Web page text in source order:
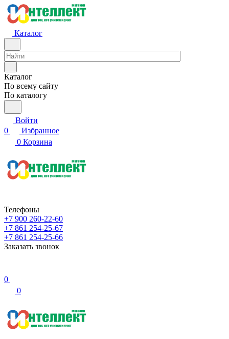
Каталог
Каталог
По всему сайту
По каталогу
Войти
0
Избранное
0 Корзина
Телефоны
+7 900 260-22-60
+7 861 254-25-67
+7 861 254-25-66
Заказать звонок
0
0